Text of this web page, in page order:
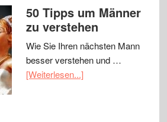
50 Tipps um Männer
zu verstehen
Wie Sie Ihren nächsten Mann
besser verstehen und …
[Weiterlesen...]